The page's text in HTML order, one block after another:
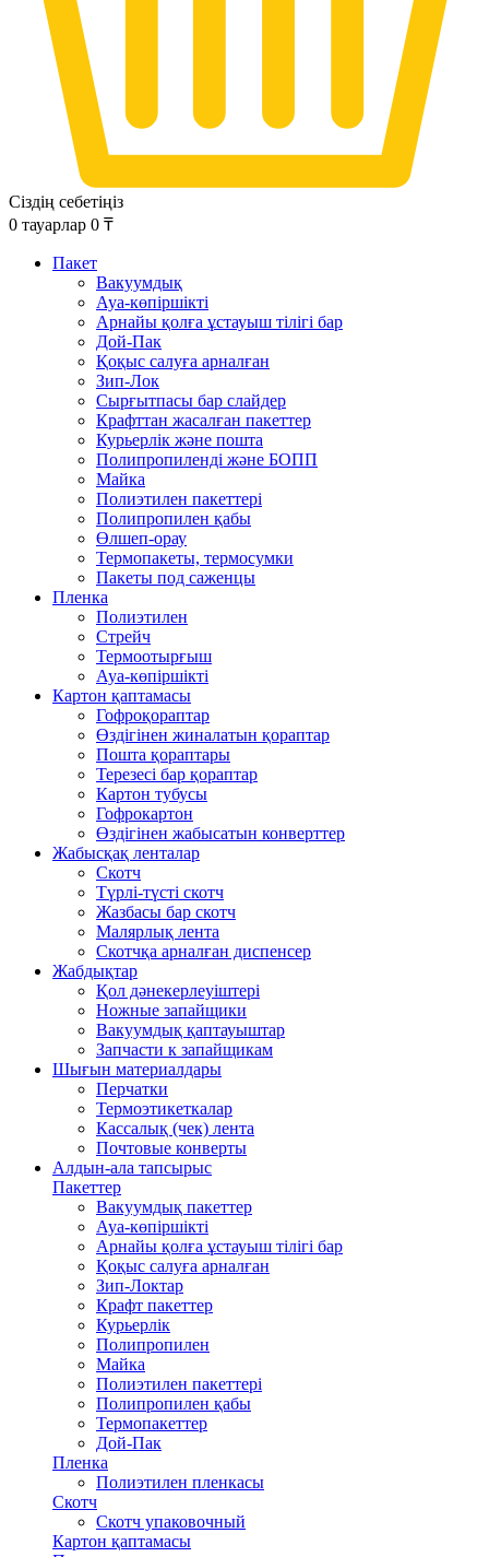
Сіздің себетіңіз
0 тауарлар 0 ₸
Пакет
Вакуумдық
Ауа-көпіршікті
Арнайы қолға ұстауыш тілігі бар
Дой-Пак
Қоқыс салуға арналған
Зип-Лок
Сырғытпасы бар слайдер
Крафттан жасалған пакеттер
Курьерлік және пошта
Полипропиленді және БОПП
Майка
Полиэтилен пакеттері
Полипропилен қабы
Өлшеп-орау
Термопакеты, термосумки
Пакеты под саженцы
Пленка
Полиэтилен
Стрейч
Термоотырғыш
Ауа-көпіршікті
Картон қаптамасы
Гофроқораптар
Өздігінен жиналатын қораптар
Пошта қораптары
Терезесі бар қораптар
Картон тубусы
Гофрокартон
Өздігінен жабысатын конверттер
Жабысқақ ленталар
Скотч
Түрлі-түсті скотч
Жазбасы бар скотч
Малярлық лента
Скотчқа арналған диспенсер
Жабдықтар
Қол дәнекерлеуіштері
Ножные запайщики
Вакуумдық қаптауыштар
Запчасти к запайщикам
Шығын материалдары
Перчатки
Термоэтикеткалар
Кассалық (чек) лента
Почтовые конверты
Алдын-ала тапсырыс
Пакеттер
Вакуумдық пакеттер
Ауа-көпіршікті
Арнайы қолға ұстауыш тілігі бар
Қоқыс салуға арналған
Зип-Локтар
Крафт пакеттер
Курьерлік
Полипропилен
Майка
Полиэтилен пакеттері
Полипропилен қабы
Термопакеттер
Дой-Пак
Пленка
Полиэтилен пленкасы
Скотч
Скотч упаковочный
Картон қаптамасы